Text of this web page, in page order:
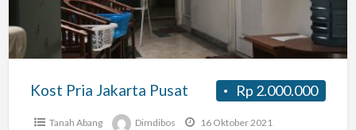
Rp 2.000.000
Kost Pria Jakarta Pusat
Tanah Abang Dimdibos 16 Oktober 2021